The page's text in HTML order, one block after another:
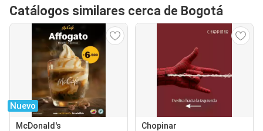
Catálogos similares cerca de Bogotá
Nuevo
McDonald's Chopinar